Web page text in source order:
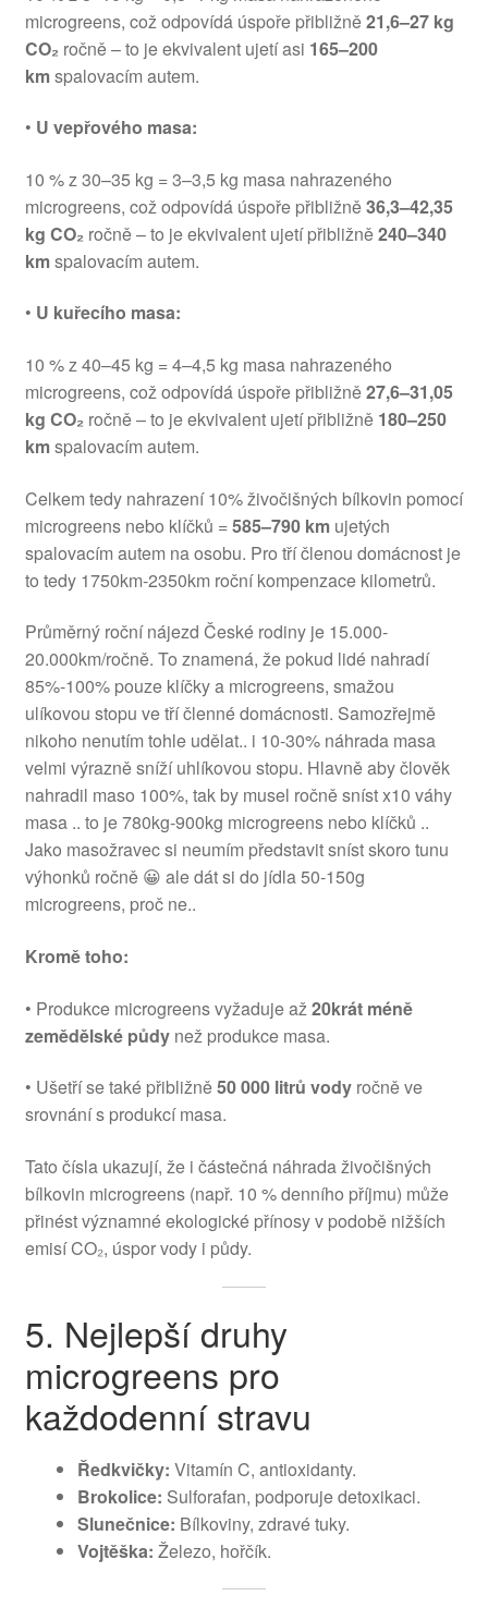
microgreens, což odpovídá úspoře přibližně21,6–27 kg
CO₂ ročně – to je ekvivalent ujetí asi 165–200
kmspalovacím autem.
• U vepřového masa:
10 % z 30–35 kg = 3–3,5 kg masa nahrazeného
microgreens, což odpovídá úspoře přibližně36,3–42,35
kg CO₂ ročně – to je ekvivalent ujetí přibližně240–340
kmspalovacím autem.
• U kuřecího masa:
10 % z 40–45 kg = 4–4,5 kg masa nahrazeného
microgreens, což odpovídá úspoře přibližně27,6–31,05
kg CO₂ ročně – to je ekvivalent ujetí přibližně 180–250
kmspalovacím autem.
Celkem tedy nahrazení 10% živočišných bílkovin pomocí
microgreens nebo klíčků =585–790 kmujetých
spalovacím autem na osobu. Pro tří členou domácnost je
to tedy 1750km-2350km roční kompenzace kilometrů.
Průměrný roční nájezd České rodiny je 15.000-
20.000km/ročně. To znamená, že pokud lidé nahradí
85%-100% pouze klíčky a microgreens, smažou
ulíkovou stopu ve tří členné domácnosti. Samozřejmě
nikoho nenutím tohle udělat.. i 10-30% náhrada masa
velmi výrazně sníží uhlíkovou stopu. Hlavně aby člověk
nahradil maso 100%, tak by musel ročně sníst x10 váhy
masa .. to je 780kg-900kg microgreens nebo klíčků ..
Jako masožravec si neumím představit sníst skoro tunu
výhonků ročně 😀 ale dát si do jídla 50-150g
microgreens, proč ne..
Kromě toho:
• Produkce microgreens vyžaduje až20krát méně
zemědělské půdynež produkce masa.
• Ušetří se také přibližně50 000 litrů vodyročně ve
srovnání s produkcí masa.
Tato čísla ukazují, že i částečná náhrada živočišných
bílkovin microgreens (např. 10 % denního příjmu) může
přinést významné ekologické přínosy v podobě nižších
emisí CO₂, úspor vody i půdy.
5. Nejlepší druhy
microgreens pro
každodenní stravu
Ředkvičky: Vitamín C, antioxidanty.
Brokolice: Sulforafan, podporuje detoxikaci.
Slunečnice: Bílkoviny, zdravé tuky.
Vojtěška: Železo, hořčík.